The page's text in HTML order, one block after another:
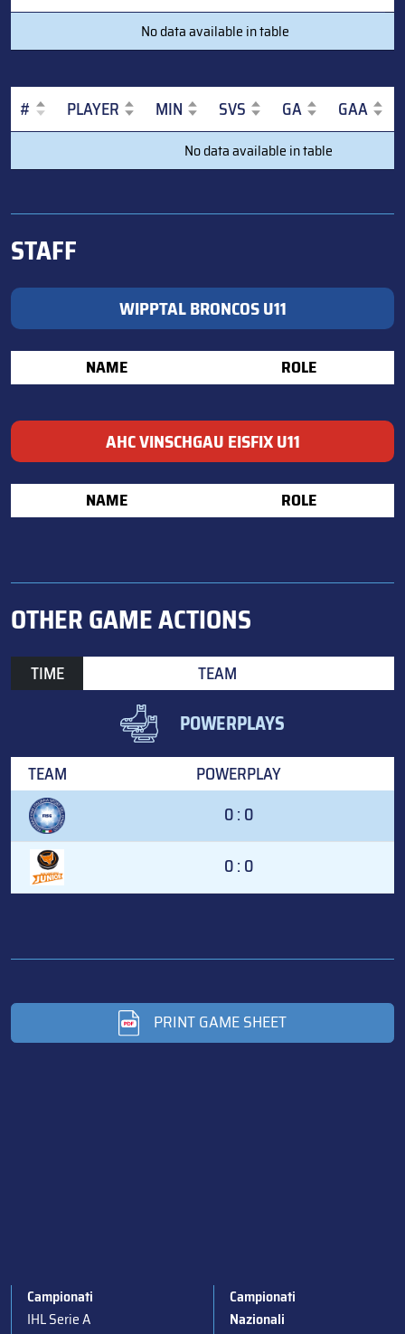
A PTS
No data available in table
# PLAYER MIN SVS GA GAA
SVS GA
No data available in table
STAFF
WIPPTAL BRONCOS U11
NAME ROLE
AHC VINSCHGAU EISFIX U11
NAME ROLE
OTHER GAME ACTIONS
TIME TEAM
POWERPLAYS
TEAM
POWERPLAY
0 : 0
0 : 0
PRINT GAME SHEET
Campionati
IHL Serie A
Campionati
Nazionali